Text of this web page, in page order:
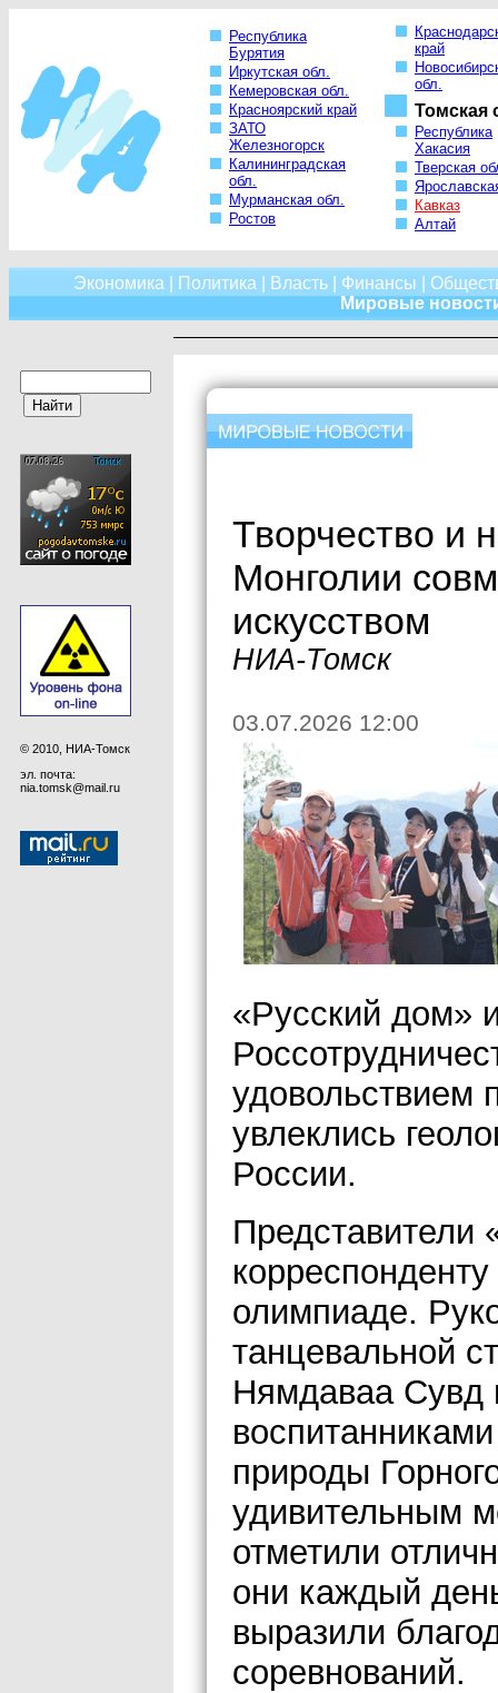
Республика
Бурятия
Иркутская обл.
Кемеровская обл.
Красноярский край
ЗАТО
Железногорск
Калининградская
обл.
Мурманская обл.
Ростов
край
обл.
Томская
Республика
Хакасия
Тверская
Кавказ
Алтай
Экономика Политика Власть| Финансы
Мировые
© 2010, НИА-Томск
эл. почта:
nia.tomsk@mail.ru
Творчество и
Монголии
искусством
НИА-Томск
03.07.2026 12:00
«Русский дом»
удовольствием
увлеклись
России.
Представители
олимпиаде.
танцевальной
Нямдаваа Сувд
природы
удивительным
отметили
они каждый
выразили
соревнований.